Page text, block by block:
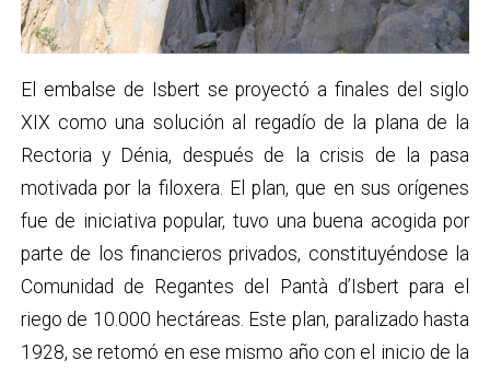
El embalse de Isbert se proyectó a finales del siglo
XIX como una solución al regadío de la plana de la
Rectoria y Dénia, después de la crisis de la pasa
motivada por la filoxera. El plan, que en sus orígenes
fue de iniciativa popular, tuvo una buena acogida por
parte de los financieros privados, constituyéndose la
Comunidad de Regantes del Pantà d’Isbert para el
riego de 10.000 hectáreas. Este plan, paralizado hasta
1928, se retomó en ese mismo año con el inicio de la